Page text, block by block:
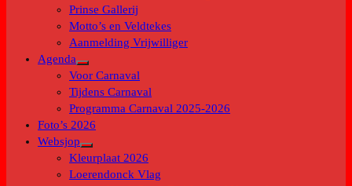
Prinse Gallerij
Motto’s en Veldtekes
Aanmelding Vrijwilliger
Agenda
Toon
submenu
Voor Carnaval
Tijdens Carnaval
Programma Carnaval 2025-2026
Foto’s 2026
Websjop
Toon
submenu
Kleurplaat 2026
Loerendonck Vlag